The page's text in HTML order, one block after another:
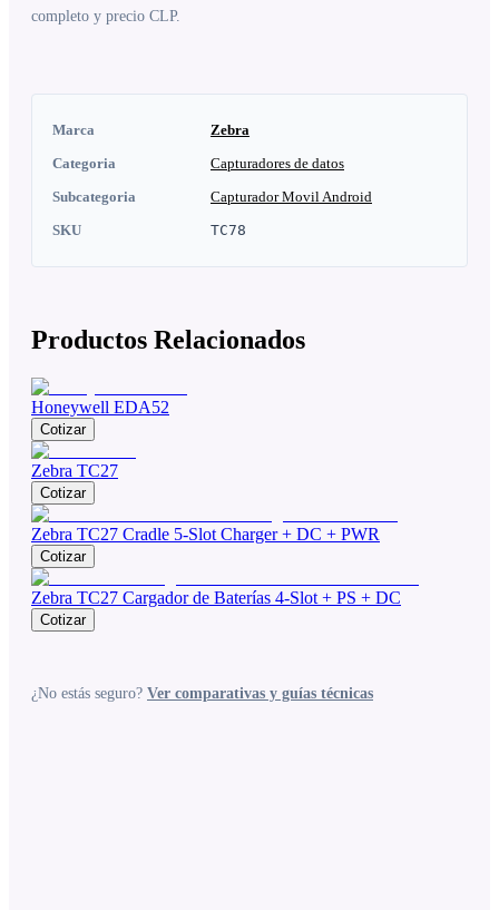
completo y precio CLP.
Marca
Zebra
Categoria
Capturadores de datos
Subcategoria
Capturador Movil Android
SKU
TC78
Productos Relacionados
Honeywell EDA52
Cotizar
Zebra TC27
Cotizar
Zebra TC27 Cradle 5-Slot Charger + DC + PWR
Cotizar
Zebra TC27 Cargador de Baterías 4-Slot + PS + DC
Cotizar
¿No estás seguro? Ver comparativas y guías técnicas